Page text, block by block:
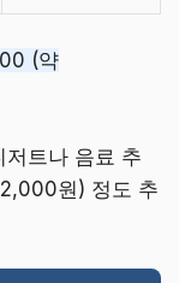
(약
트나 음료 추
원) 정도 추